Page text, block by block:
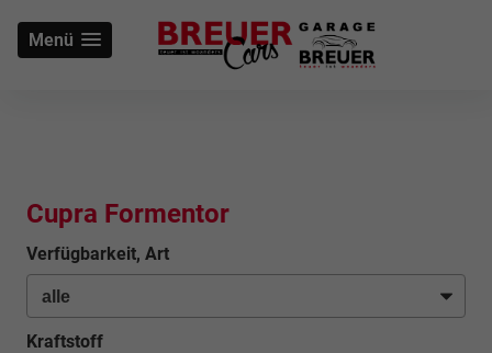
Menü
Cupra Formentor
Verfügbarkeit, Art
Kraftstoff